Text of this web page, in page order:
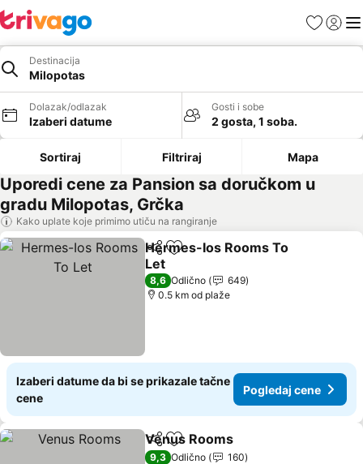
FavoritiPrijavi
Destinacija
Milopotas
Dolazak/odlazak
Izaberi datume
Gosti i sobe
2 gosta, 1 soba.
Sortiraj Filtriraj Mapa
Uporedi cene za Pansion sa doručkom u
gradu Milopotas, Grčka
Kako uplate koje primimo utiču na rangiranje
Deli Dodati u favorite
Hermes-Ios Rooms To
Let
Pogledaj cene
8,6 Odlično
649
0.5 km od plaže
Izaberi datume da bi se prikazale tačne
cene
Pogledaj cene
Deli Dodati u favorite
Venus Rooms
9,3 Odlično
160